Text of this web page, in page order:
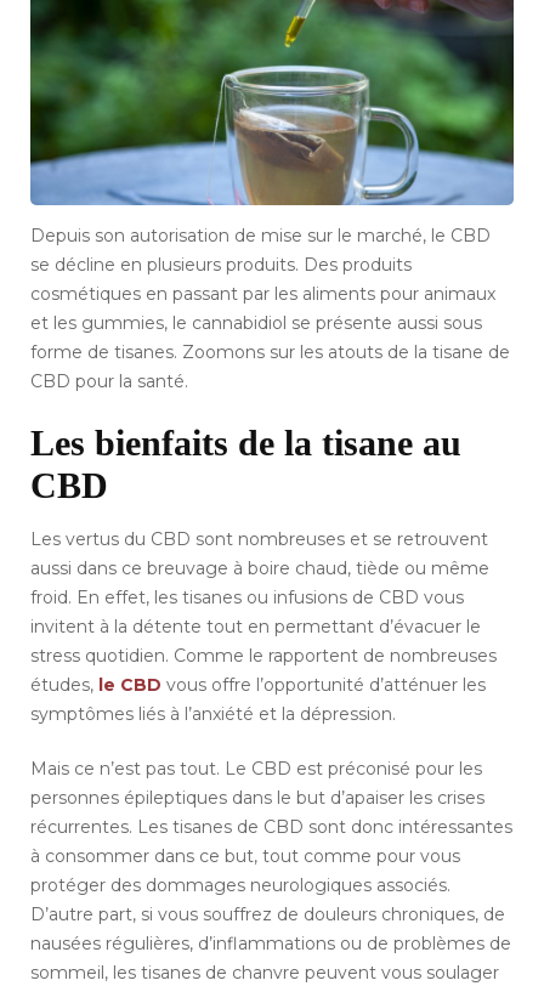
Depuis son autorisation de mise sur le marché, le CBD
se décline en plusieurs produits. Des produits
cosmétiques en passant par les aliments pour animaux
et les gummies, le cannabidiol se présente aussi sous
forme de tisanes. Zoomons sur les atouts de la tisane de
CBD pour la santé.
Les bienfaits de la tisane au
CBD
Les vertus du CBD sont nombreuses et se retrouvent
aussi dans ce breuvage à boire chaud, tiède ou même
froid. En effet, les tisanes ou infusions de CBD vous
invitent à la détente tout en permettant d’évacuer le
stress quotidien. Comme le rapportent de nombreuses
études, le CBD vous offre l’opportunité d’atténuer les
symptômes liés à l’anxiété et la dépression.
Mais ce n’est pas tout. Le CBD est préconisé pour les
personnes épileptiques dans le but d’apaiser les crises
récurrentes. Les tisanes de CBD sont donc intéressantes
à consommer dans ce but, tout comme pour vous
protéger des dommages neurologiques associés.
D’autre part, si vous souffrez de douleurs chroniques, de
nausées régulières, d’inflammations ou de problèmes de
sommeil, les tisanes de chanvre peuvent vous soulager